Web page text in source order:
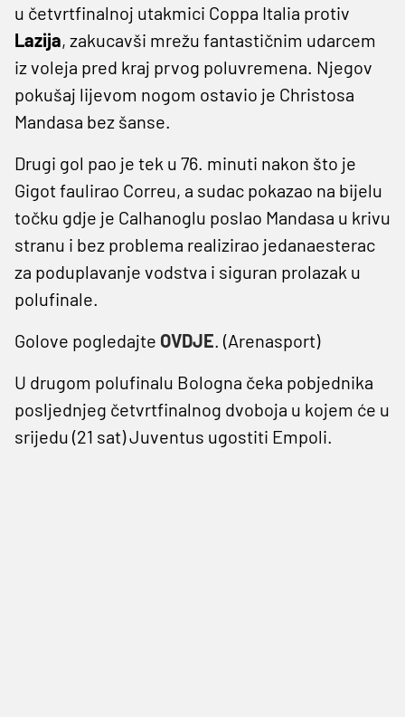
u četvrtfinalnoj utakmici Coppa Italia protiv
Lazija, zakucavši mrežu fantastičnim udarcem
iz voleja pred kraj prvog poluvremena. Njegov
pokušaj lijevom nogom ostavio je Christosa
Mandasa bez šanse.
Drugi gol pao je tek u 76. minuti nakon što je
Gigot faulirao Correu, a sudac pokazao na bijelu
točku gdje je Calhanoglu poslao Mandasa u krivu
stranu i bez problema realizirao jedanaesterac
za poduplavanje vodstva i siguran prolazak u
polufinale.
Golove pogledajte OVDJE. (Arenasport)
U drugom polufinalu Bologna čeka pobjednika
posljednjeg četvrtfinalnog dvoboja u kojem će u
srijedu (21 sat) Juventus ugostiti Empoli.